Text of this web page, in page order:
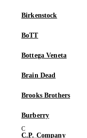
Birkenstock
BoTT
Bottega Veneta
Brain Dead
Brooks Brothers
Burberry
C.P. Company